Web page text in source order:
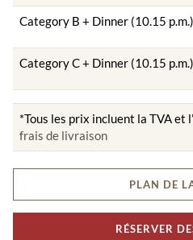
Category B + Dinner (10.15 p.m.)
Category C + Dinner (10.15 p.m.)
*Tous les prix incluent la TVA et
frais de livraison
PLAN DE
RÉSERVER